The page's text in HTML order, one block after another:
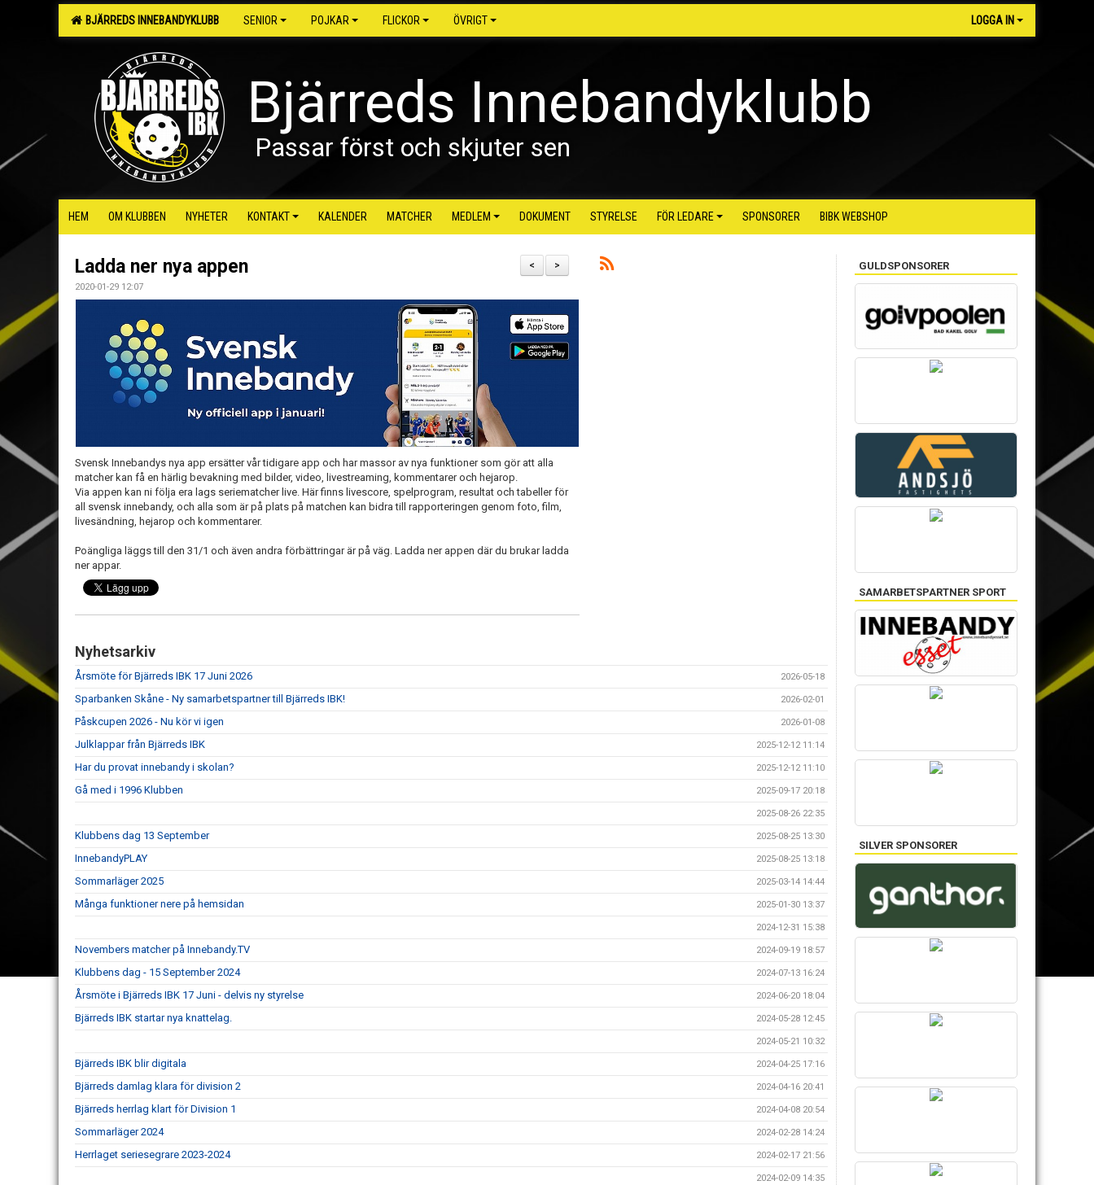
BJÄRREDS INNEBANDYKLUBB SENIOR POJKAR FLICKOR ÖVRIGT LOGGA IN
Bjärreds Innebandyklubb
Passar först och skjuter sen
HEM OM KLUBBEN NYHETER KONTAKT KALENDER MATCHER MEDLEM DOKUMENT STYRELSE FÖR LEDARE SPONSORER BIBK WEBSHOP
>
<
Ladda ner nya appen
2020-01-29 12:07
Svensk Innebandys nya app ersätter vår tidigare app och har massor av nya funktioner som gör att alla
matcher kan få en härlig bevakning med bilder, video, livestreaming, kommentarer och hejarop.
Via appen kan ni följa era lags seriematcher live. Här finns livescore, spelprogram, resultat och tabeller för
all svensk innebandy, och alla som är på plats på matchen kan bidra till rapporteringen genom foto, film,
livesändning, hejarop och kommentarer.
Poängliga läggs till den 31/1 och även andra förbättringar är på väg. Ladda ner appen där du brukar ladda
ner appar.
Nyhetsarkiv
Årsmöte för Bjärreds IBK 17 Juni 2026 2026-05-18
Sparbanken Skåne - Ny samarbetspartner till Bjärreds IBK! 2026-02-01
Påskcupen 2026 - Nu kör vi igen 2026-01-08
Julklappar från Bjärreds IBK 2025-12-12 11:14
Har du provat innebandy i skolan? 2025-12-12 11:10
Gå med i 1996 Klubben 2025-09-17 20:18
2025-08-26 22:35
Klubbens dag 13 September 2025-08-25 13:30
InnebandyPLAY 2025-08-25 13:18
Sommarläger 2025 2025-03-14 14:44
Många funktioner nere på hemsidan 2025-01-30 13:37
2024-12-31 15:38
Novembers matcher på Innebandy.TV 2024-09-19 18:57
Klubbens dag - 15 September 2024 2024-07-13 16:24
Årsmöte i Bjärreds IBK 17 Juni - delvis ny styrelse 2024-06-20 18:04
Bjärreds IBK startar nya knattelag. 2024-05-28 12:45
2024-05-21 10:32
Bjärreds IBK blir digitala 2024-04-25 17:16
Bjärreds damlag klara för division 2 2024-04-16 20:41
Bjärreds herrlag klart för Division 1 2024-04-08 20:54
Sommarläger 2024 2024-02-28 14:24
Herrlaget seriesegrare 2023-2024 2024-02-17 21:56
2024-02-09 14:35
GULDSPONSORER
SAMARBETSPARTNER SPORT
SILVER SPONSORER